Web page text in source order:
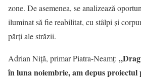
zone. De asemenea, se analizează
iluminat să fie reabilitat, cu stâlpi și
părți ale străzii.
Adrian Niță, primar Piatra-Neamț:
în luna noiembrie, am depus